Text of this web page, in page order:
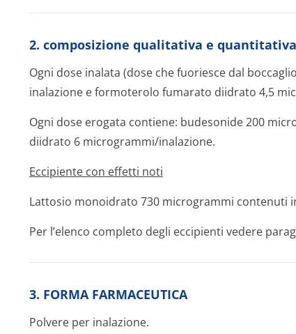
2. composizione qualitativa e quantitativa
Ogni dose inalata (dose che fuoriesce dal
inalazione e formoterolo fumarato diidrato 4,5
Ogni dose erogata contiene: budesonide 200
diidrato 6 microgrammi/i­nalazione.
Eccipiente con effetti noti
Lattosio monoidrato 730 microgrammi contenuti
Per l’elenco completo degli eccipienti vedere
3. FORMA FARMACEUTICA
Polvere per inalazione.